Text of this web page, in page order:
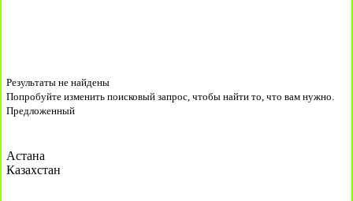
Результаты не найдены
Попробуйте изменить поисковый запрос, чтобы найти то, что вам нужно.
Предложенный
Астана
Казахстан